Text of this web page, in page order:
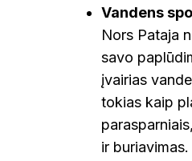
Vandens
Nors Pataja
savo
įvairias
tokias kaip
ir buriavimas.